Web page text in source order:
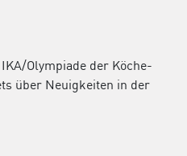
Olympiade der Köche-
über Neuigkeiten in der